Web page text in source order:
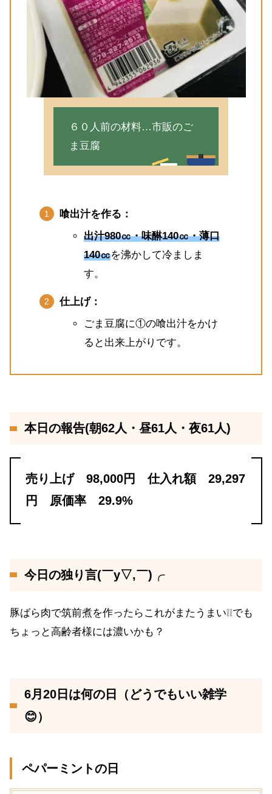
６０人前の材料…市販のご
ま豆腐
喰出汁を作る：
出汁980㏄・味醂140㏄・薄口
140㏄を沸かして冷ましま
す。
仕上げ：
ごま豆腐に①の喰出汁をかけ
ると出来上がりです。
本日の報告(朝62人・昼61人・夜61人)
売り上げ 98,000円 仕入れ額 29,297
円 原価率 29.9%
今日の独り言(￣y▽,￣)╭
豚ばら肉で筑前煮を作ったらこれがまたうまい❕❕でも
ちょっと高齢者様には濃いかも？
6月20日は何の日（どうでもいい雑学
😊）
ペパーミントの日